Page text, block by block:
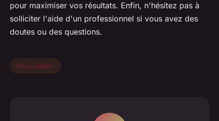
pour maximiser vos résultats. Enfin, n'hésitez pas à
solliciter l'aide d'un professionnel si vous avez des
doutes ou des questions.
Musculation